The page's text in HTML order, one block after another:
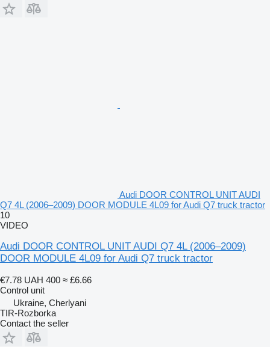
Audi DOOR CONTROL UNIT AUDI
Q7 4L (2006–2009) DOOR MODULE 4L09 for Audi Q7 truck tractor
10
VIDEO
Audi DOOR CONTROL UNIT AUDI Q7 4L (2006–2009)
DOOR MODULE 4L09 for Audi Q7 truck tractor
€7.78 UAH 400 ≈ £6.66
Control unit
Ukraine, Cherlyani
TIR-Rozborka
Contact the seller